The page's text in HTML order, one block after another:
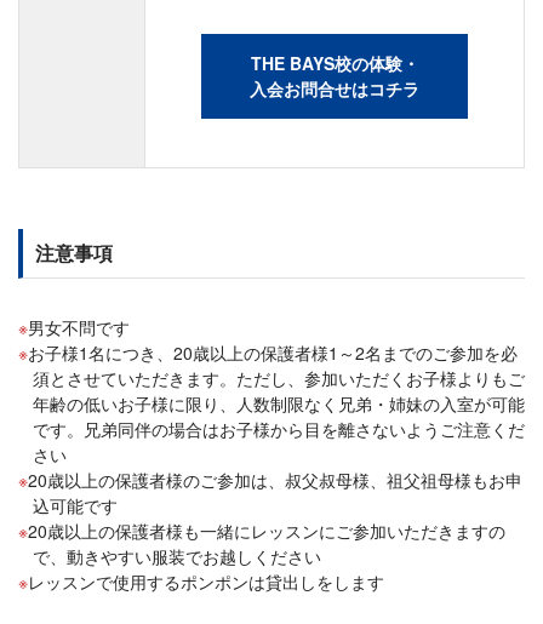
THE BAYS校の体験・
入会お問合せはコチラ
注意事項
男女不問です
お子様1名につき、20歳以上の保護者様1～2名までのご参加を必
須とさせていただきます。ただし、参加いただくお子様よりもご
年齢の低いお子様に限り、人数制限なく兄弟・姉妹の入室が可能
です。兄弟同伴の場合はお子様から目を離さないようご注意くだ
さい
20歳以上の保護者様のご参加は、叔父叔母様、祖父祖母様もお申
込可能です
20歳以上の保護者様も一緒にレッスンにご参加いただきますの
で、動きやすい服装でお越しください
レッスンで使用するポンポンは貸出しをします